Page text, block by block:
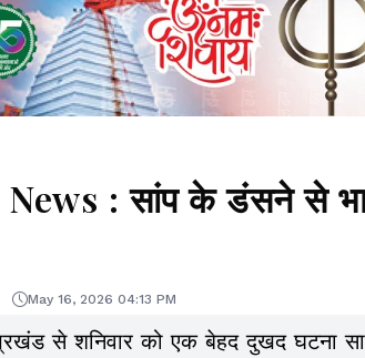
: सांप के डंसने से
May 16, 2026 04:13 PM
से शनिवार को एक बेहद दुखद घटना